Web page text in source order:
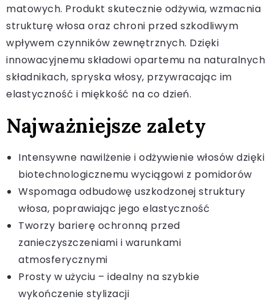
matowych. Produkt skutecznie odżywia, wzmacnia
strukturę włosa oraz chroni przed szkodliwym
wpływem czynników zewnętrznych. Dzięki
innowacyjnemu składowi opartemu na naturalnych
składnikach, spryska włosy, przywracając im
elastyczność i miękkość na co dzień.
Najważniejsze zalety
Intensywne nawilżenie i odżywienie włosów dzięki
biotechnologicznemu wyciągowi z pomidorów
Wspomaga odbudowę uszkodzonej struktury
włosa, poprawiając jego elastyczność
Tworzy barierę ochronną przed
zanieczyszczeniami i warunkami
atmosferycznymi
Prosty w użyciu – idealny na szybkie
wykończenie stylizacji